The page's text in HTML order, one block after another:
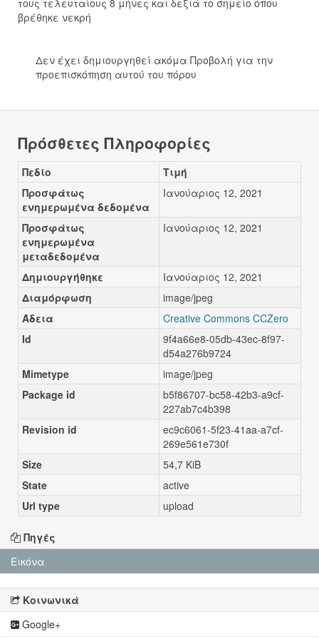
βρέθηκε νεκρή
Δεν έχει δημιουργηθεί ακόμα Προβολή για την
προεπισκόπηση αυτού του πόρου
Πρόσθετες Πληροφορίες
Πεδίο
Τιμή
Προσφάτως
ενημερωμένα δεδομένα
Ιανούαριος 12, 2021
Προσφάτως
ενημερωμένα
μεταδεδομένα
Ιανούαριος 12, 2021
Δημιουργήθηκε
Ιανούαριος 12, 2021
Διαμόρφωση
image/jpeg
Άδεια
Creative Commons CCZero
Id
9f4a66e8-05db-43ec-8f97-
d54a276b9724
Mimetype
image/jpeg
Package id
b5f86707-bc58-42b3-a9cf-
227ab7c4b398
Revision id
ec9c6061-5f23-41aa-a7cf-
269e561e730f
Size
54,7 KiB
State
active
Url type
upload
Πηγές
Εικόνα
Κοινωνικά
Google+